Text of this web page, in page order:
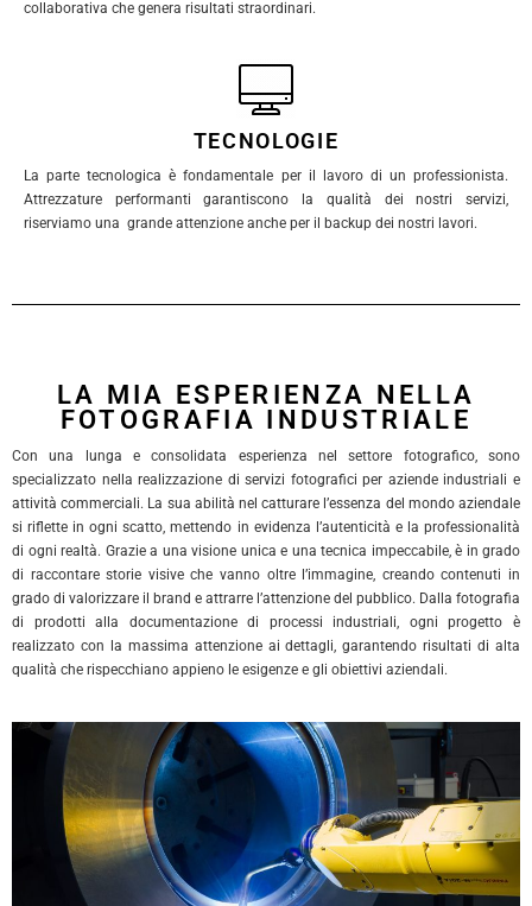
collaborativa che genera risultati straordinari.
TECNOLOGIE
La parte tecnologica è fondamentale per il lavoro di un professionista.
Attrezzature performanti garantiscono la qualità dei nostri servizi,
riserviamo una grande attenzione anche per il backup dei nostri lavori.
LA MIA ESPERIENZA NELLA
FOTOGRAFIA INDUSTRIALE
Con una lunga e consolidata esperienza nel settore fotografico, sono
specializzato nella realizzazione di servizi fotografici per aziende industriali e
attività commerciali. La sua abilità nel catturare l’essenza del mondo aziendale
si riflette in ogni scatto, mettendo in evidenza l’autenticità e la professionalità
di ogni realtà. Grazie a una visione unica e una tecnica impeccabile, è in grado
di raccontare storie visive che vanno oltre l’immagine, creando contenuti in
grado di valorizzare il brand e attrarre l’attenzione del pubblico. Dalla fotografia
di prodotti alla documentazione di processi industriali, ogni progetto è
realizzato con la massima attenzione ai dettagli, garantendo risultati di alta
qualità che rispecchiano appieno le esigenze e gli obiettivi aziendali.